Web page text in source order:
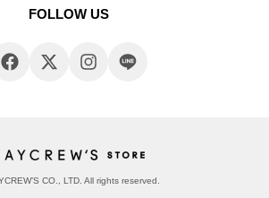
FOLLOW US
CO., LTD. All rights reserved.